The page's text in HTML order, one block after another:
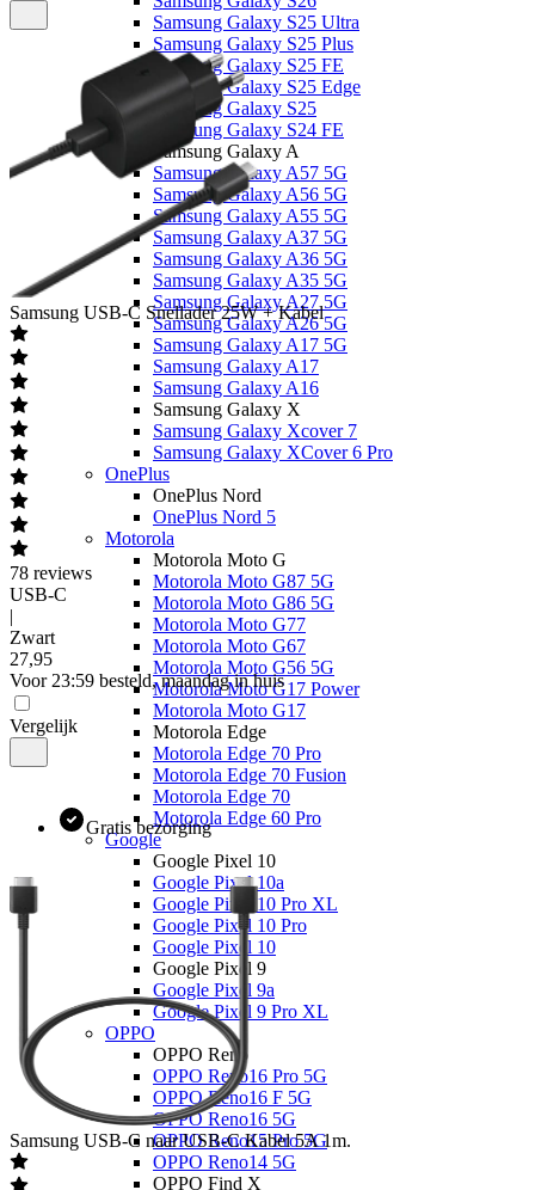
Samsung Galaxy S25 Ultra
Samsung Galaxy S25 Plus
Samsung Galaxy S25 FE
Samsung Galaxy S25 Edge
Samsung Galaxy S25
Samsung Galaxy S24 FE
Samsung Galaxy A
Samsung Galaxy A57 5G
Samsung Galaxy A56 5G
Samsung Galaxy A55 5G
Samsung Galaxy A37 5G
Samsung Galaxy A36 5G
Samsung Galaxy A35 5G
Samsung Galaxy A27 5G
Samsung Galaxy A26 5G
Samsung Galaxy A17 5G
Samsung Galaxy A17
Samsung Galaxy A16
Samsung Galaxy X
Samsung Galaxy Xcover 7
Samsung Galaxy XCover 6 Pro
OnePlus
OnePlus Nord
OnePlus Nord 5
Motorola
Motorola Moto G
Motorola Moto G87 5G
Motorola Moto G86 5G
Motorola Moto G77
Motorola Moto G67
Motorola Moto G56 5G
Motorola Moto G17 Power
Motorola Moto G17
Motorola Edge
Motorola Edge 70 Pro
Motorola Edge 70 Fusion
Motorola Edge 70
Motorola Edge 60 Pro
Google
Google Pixel 10
Google Pixel 10a
Google Pixel 10 Pro XL
Google Pixel 10 Pro
Google Pixel 10
Google Pixel 9
Google Pixel 9a
Google Pixel 9 Pro XL
OPPO
OPPO Reno
OPPO Reno16 Pro 5G
OPPO Reno16 F 5G
OPPO Reno16 5G
OPPO Reno15 Pro 5G
OPPO Reno14 5G
OPPO Find X
Samsung USB-C Snellader 25W + Kabel
78 reviews
USB-C
|
Zwart
27,95
Voor 23:59 besteld, maandag in huis
Vergelijk
Gratis bezorging
Samsung USB-C naar USB-C Kabel 5A 1m.